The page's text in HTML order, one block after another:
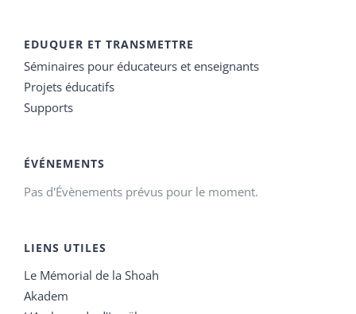
EDUQUER ET TRANSMETTRE
Séminaires pour éducateurs et enseignants
Projets éducatifs
Supports
ÉVÉNEMENTS
Pas d'Évènements prévus pour le moment.
LIENS UTILES
Le Mémorial de la Shoah
Akadem